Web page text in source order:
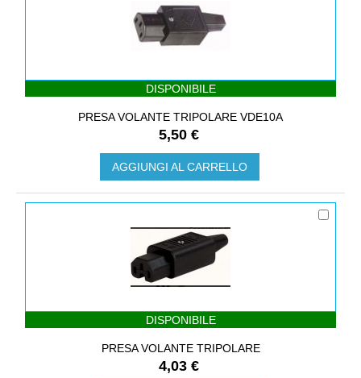
DISPONIBILE
PRESA VOLANTE TRIPOLARE VDE10A
5,50 €
AGGIUNGI AL CARRELLO
DISPONIBILE
PRESA VOLANTE TRIPOLARE
4,03 €